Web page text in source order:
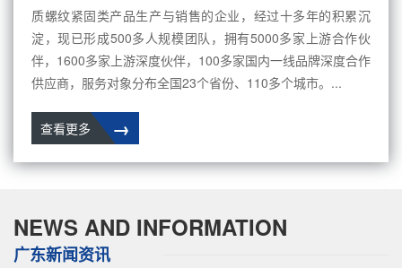
质螺纹紧固类产品生产与销售的企业，经过十多年的积累沉
淀，现已形成500多人规模团队，拥有5000多家上游合作伙
伴，1600多家上游深度伙伴，100多家国内一线品牌深度合作
供应商，服务对象分布全国23个省份、110多个城市。...
→
查看更多
NEWS AND INFORMATION
广东新闻资讯